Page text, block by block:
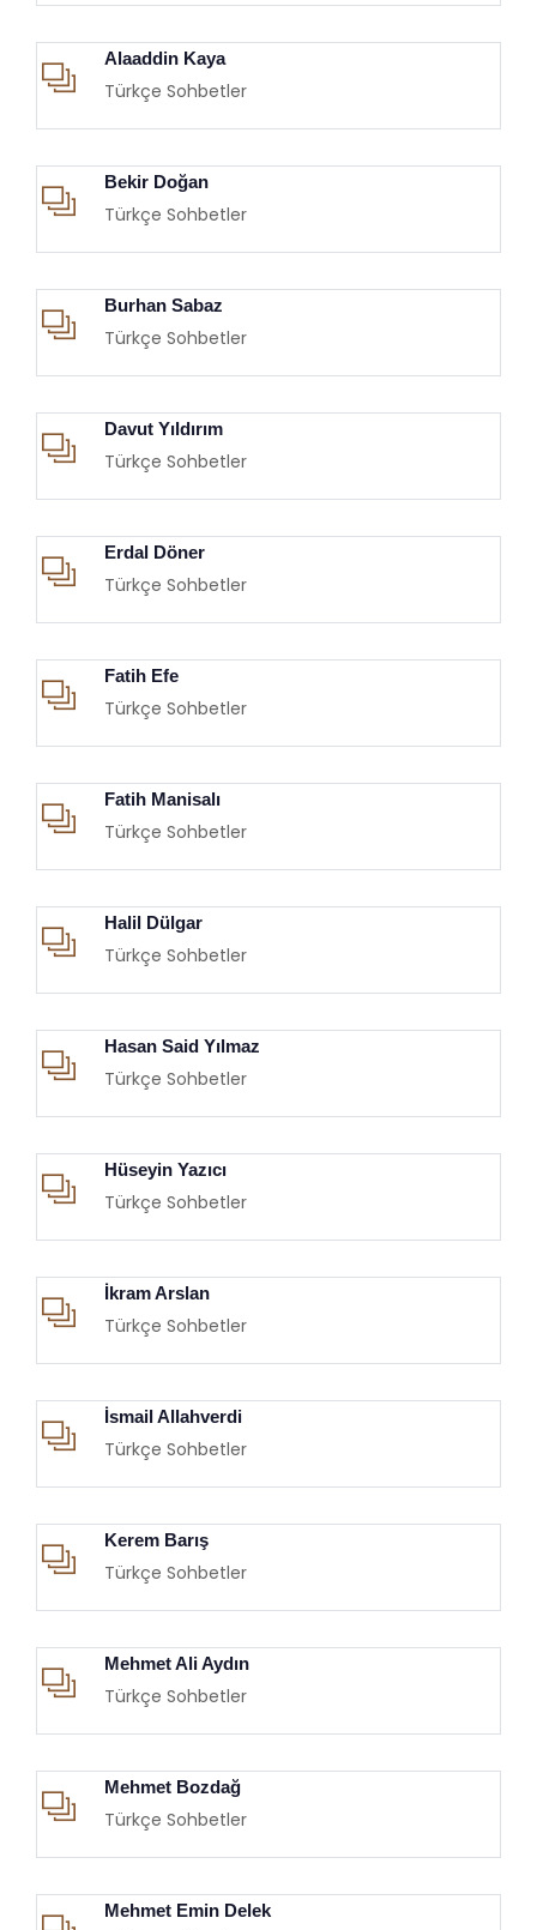
Alaaddin Kaya
Türkçe Sohbetler
Bekir Doğan
Türkçe Sohbetler
Burhan Sabaz
Türkçe Sohbetler
Davut Yıldırım
Türkçe Sohbetler
Erdal Döner
Türkçe Sohbetler
Fatih Efe
Türkçe Sohbetler
Fatih Manisalı
Türkçe Sohbetler
Halil Dülgar
Türkçe Sohbetler
Hasan Said Yılmaz
Türkçe Sohbetler
Hüseyin Yazıcı
Türkçe Sohbetler
İkram Arslan
Türkçe Sohbetler
İsmail Allahverdi
Türkçe Sohbetler
Kerem Barış
Türkçe Sohbetler
Mehmet Ali Aydın
Türkçe Sohbetler
Mehmet Bozdağ
Türkçe Sohbetler
Mehmet Emin Delek